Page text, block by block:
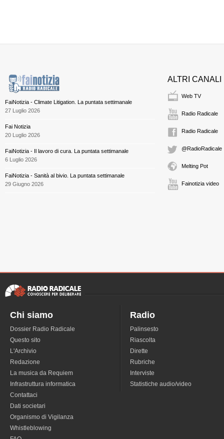
FaiNotizia - Climate Litigation. La puntata settimanale
27 Luglio 2026
Fai Notizia
20 Luglio 2026
FaiNotizia - Il lavoro di cura. La puntata settimanale
6 Luglio 2026
FaiNotizia - Sanità al bivio. La puntata settimanale
29 Giugno 2026
ALTRI CANALI
Web TV
Radio Radicale
Radio Radicale
@RadioRadicale
Melting Pot
Fainotizia video
Chi siamo
Dossier Radio Radicale
Questo sito
L'Archivio
Redazione
La musica da Requiem
Infrastruttura informatica
Contattaci
Dati societari
Organismo di Vigilanza
Whistleblowing
Radio
Palinsesto
Riascolta
Dirette
Rubriche
Interviste
Statistiche audio/video